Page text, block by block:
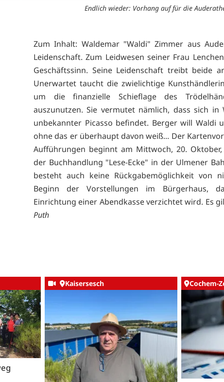
Endlich wieder: Vorhang auf für die
Zum Inhalt: Waldemar "Waldi" Zimmer aus
Leidenschaft. Zum Leidwesen seiner Frau
Geschäftssinn. Seine Leidenschaft treibt beide
Unerwartet taucht die zwielichtige
um die finanzielle Schieflage des
auszunutzen. Sie vermutet nämlich, dass sich in
unbekannter Picasso befindet. Berger will Waldi
ohne das er überhaupt davon weiß... Der
Aufführungen beginnt am Mittwoch, 20.
der Buchhandlung "Lese-Ecke" in der Ulmener
besteht auch keine Rückgabemöglichkeit von
Beginn der Vorstellungen im Bürgerhaus,
Einrichtung einer Abendkasse verzichtet wird. Es
Puth
Kaisersesch Cochem-